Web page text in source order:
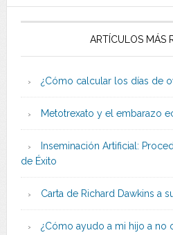
ARTÍCULOS MÁS
¿Cómo calcular los días de
Metotrexato y el embarazo
Inseminación Artificial:
de Éxito
Carta de Richard Dawkins a
¿Cómo ayudo a mi hijo a no